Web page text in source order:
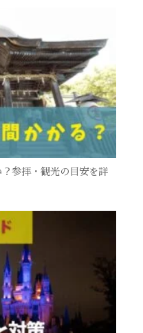
参拝・観光の目安を詳